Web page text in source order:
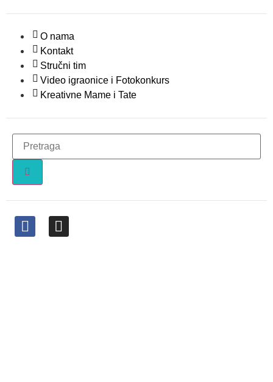
O nama
Kontakt
Stručni tim
Video igraonice i Fotokonkurs
Kreativne Mame i Tate